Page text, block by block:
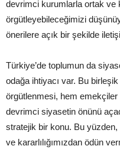
devrimci kurumlarla ortak ve
örgütleyebileceğimizi
önerilere açık bir şekilde
Türkiye’de toplumun da
odağa ihtiyacı var. Bu
örgütlenmesi, hem
devrimci siyasetin önünü
stratejik bir konu. Bu yüzden,
ve kararlılığımızdan ödün